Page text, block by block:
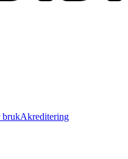
brukAkreditering